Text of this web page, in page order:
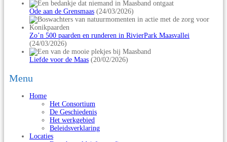
Ode aan de Grensmaas (24/03/2026)
Zo’n 500 paarden en runderen in RivierPark Maasvallei
(24/03/2026)
Liefde voor de Maas (20/02/2026)
Menu
Home
Het Consortium
De Geschiedenis
Het werkgebied
Beleidsverklaring
Locaties